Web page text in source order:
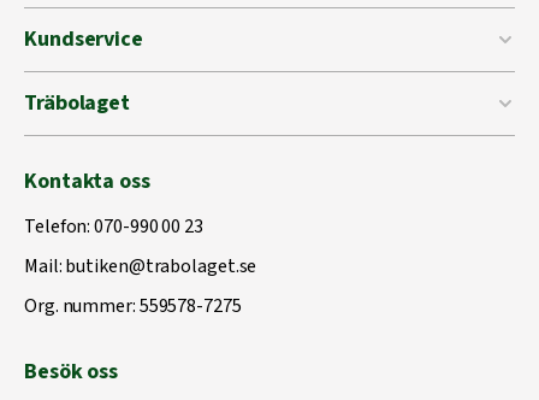
Kundservice
Träbolaget
Kontakta oss
Telefon:070-990 00 23
Mail:butiken@trabolaget.se
Org. nummer: 559578-7275
Besök oss